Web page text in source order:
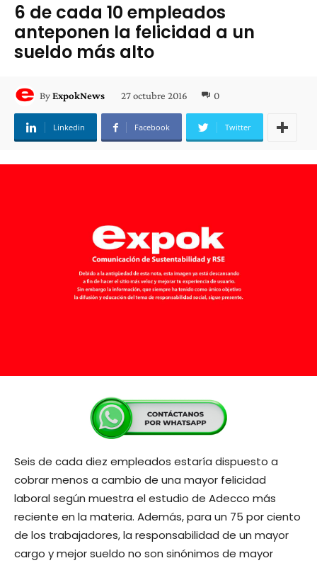
6 de cada 10 empleados
anteponen la felicidad a un
sueldo más alto
ByExpokNews 27 octubre 2016 0
Linkedin Facebook Twitter
Seis de cada diez empleados estaría dispuesto a
cobrar menos a cambio de una mayor felicidad
laboral según muestra el estudio de Adecco más
reciente en la materia. Además, para un 75 por ciento
de los trabajadores, la responsabilidad de un mayor
cargo y mejor sueldo no son sinónimos de mayor